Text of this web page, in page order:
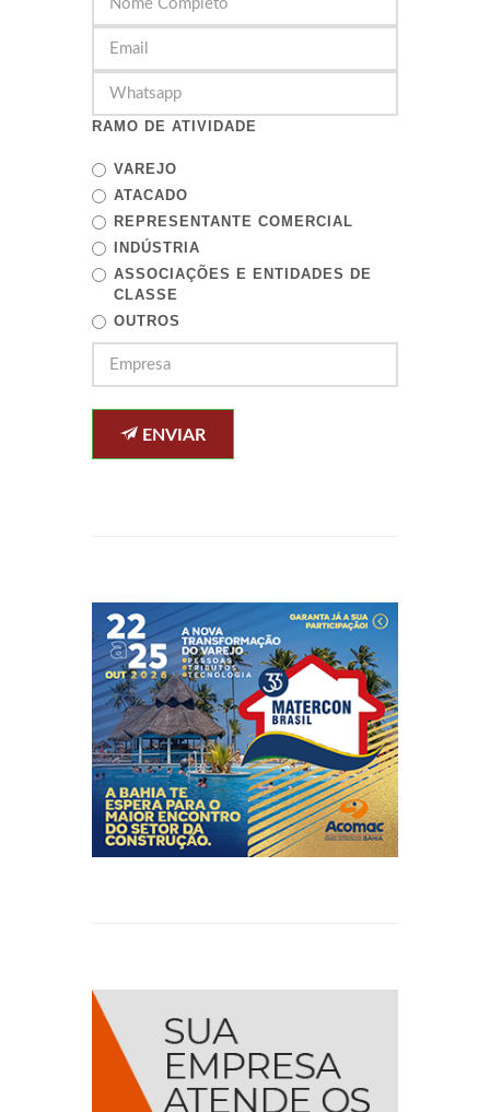
RAMO DE ATIVIDADE
VAREJO
ATACADO
REPRESENTANTE COMERCIAL
INDÚSTRIA
ASSOCIAÇÕES E ENTIDADES DE
CLASSE
OUTROS
ENVIAR